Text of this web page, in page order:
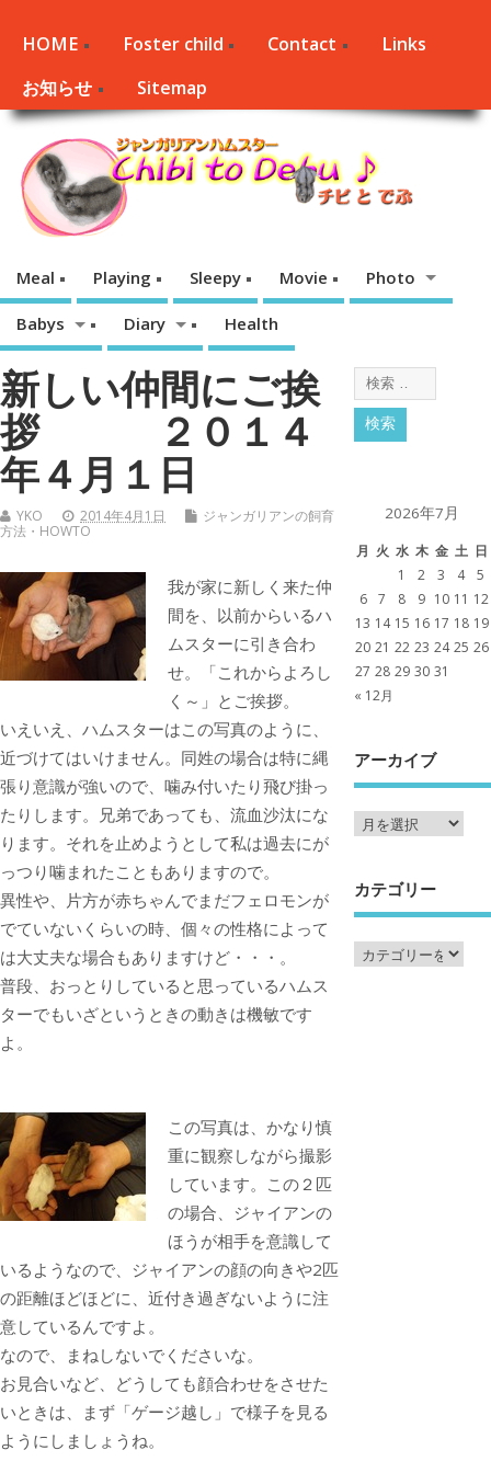
HOME Foster child Contact
Links
お知らせ
Sitemap
Meal Playing Sleepy Movie Photo
Babys Diary Health
新しい仲間にご挨
拶 ２０１４
年４月１日
YKO 2014年4月1日
ジャンガリアンの飼育
方法・HOWTO
我が家に新しく来た仲
間を、以前からいるハ
ムスターに引き合わ
せ。「これからよろし
く～」とご挨拶。
いえいえ、ハムスターはこの写真のように、
近づけてはいけません。同姓の場合は特に縄
張り意識が強いので、噛み付いたり飛び掛っ
たりします。兄弟であっても、流血沙汰にな
ります。それを止めようとして私は過去にが
っつり噛まれたこともありますので。
異性や、片方が赤ちゃんでまだフェロモンが
でていないくらいの時、個々の性格によって
は大丈夫な場合もありますけど・・・。
普段、おっとりしていると思っているハムス
ターでもいざというときの動きは機敏です
よ。
この写真は、かなり慎
重に観察しながら撮影
しています。この２匹
の場合、ジャイアンの
ほうが相手を意識して
いるようなので、ジャイアンの顔の向きや2匹
の距離ほどほどに、近付き過ぎないように注
意しているんですよ。
なので、まねしないでくださいな。
お見合いなど、どうしても顔合わせをさせた
いときは、まず「ゲージ越し」で様子を見る
ようにしましょうね。
2026年7月
月 火 水 木 金 土 日
1
2 3 4
5
6
7 8 9 10 11 12
13 14 15 16 17 18 19
20 21 22 23 24 25 26
27 28 29 30 31
« 12月
アーカイブ
カテゴリー